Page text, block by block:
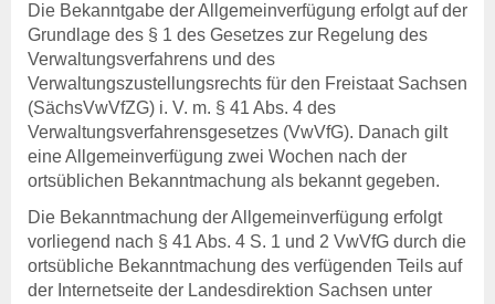
Die Bekanntgabe der Allgemeinverfügung erfolgt auf der
Grundlage des § 1 des Gesetzes zur Regelung des
Verwaltungsverfahrens und des
Verwaltungszustellungsrechts für den Freistaat Sachsen
(SächsVwVfZG) i. V. m. § 41 Abs. 4 des
Verwaltungsverfahrensgesetzes (VwVfG). Danach gilt
eine Allgemeinverfügung zwei Wochen nach der
ortsüblichen Bekanntmachung als bekannt gegeben.
Die Bekanntmachung der Allgemeinverfügung erfolgt
vorliegend nach § 41 Abs. 4 S. 1 und 2 VwVfG durch die
ortsübliche Bekanntmachung des verfügenden Teils auf
der Internetseite der Landesdirektion Sachsen unter